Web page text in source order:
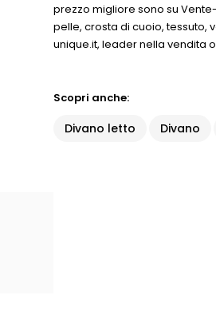
prezzo migliore sono su
pelle, crosta di cuoio, tessuto,
unique.it, leader nella vendita
Scopri anche:
Divano letto Divano